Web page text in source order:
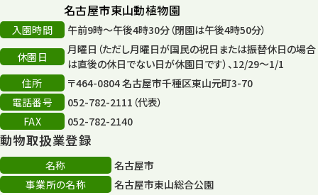
平和公園
森のとこやさん
再生
再生フォーラム
80周年
その他
名古屋市東山動植物園
入園時間
午前9時～午後4時30分（閉園は午後4時50分）
休園日
月曜日（ただし月曜日が国民の祝日または振替休日の場合
は直後の休日でない日が休園日です）、12/29～1/1
住所
〒464-0804 名古屋市千種区東山元町3-70
電話番号
052-782-2111（代表）
FAX
052-782-2140
動物取扱業登録
名称
名古屋市
事業所の名称
名古屋市東山総合公園